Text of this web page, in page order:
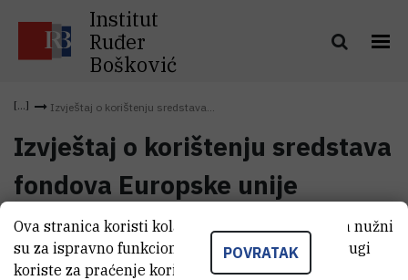
Institut
Ruđer
Bošković
Izvještaj o korištenju sredstava...
Izvještaj o korištenju sredstava
fondova Europske unije
Izvještaj o korištenju sredstava
fondova Europske unije
(364,4 kB)
POVRATAK
Ova stranica koristi kolačiće. Neki od tih kolačića nužni
su za ispravno funkcioniranje stranice, dok se drugi
koriste za praćenje korištenja stranice radi